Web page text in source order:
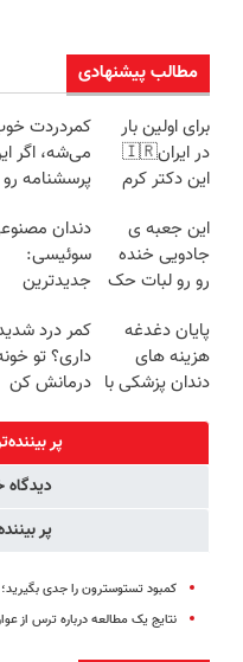
مطالب پیشنهادی
برای اولین بار
در ایران🇮🇷
این دکتر کرم
روزه ساخت!
کمردردت
می‌شه، اگر
پرسشنامه رو
این جعبه ی
جادویی خنده
رو رو لبات حک
خرید40%تخفیف
دندان
سوئیسی:
جدیدترین
سبک و مقاوم
پرداخت
پایان دغدغه
هزینه های
دندان پزشکی با
کمر درد
داری؟ تو
درمانش کن
رو پرکن)
پر
دیدگاه
پر
کمبود تستوسترون را جدی
نتایج یک مطالعه درباره ترس از